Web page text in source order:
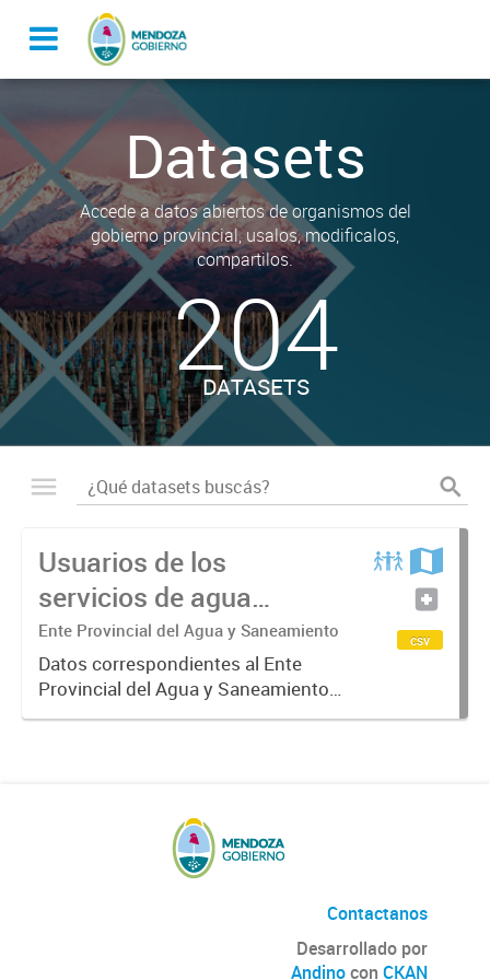
Datasets
Accede a datos abiertos de organismos del
gobierno provincial, usalos, modificalos,
compartilos.
204
DATASETS
Usuarios de los
servicios de agua
potable y cloacas
Ente Provincial del Agua y Saneamiento
Datos correspondientes al Ente
Provincial del Agua y Saneamiento
de Mendoza sobre las cuentas que
csv
Contactanos
Desarrollado por
Andinocon CKAN